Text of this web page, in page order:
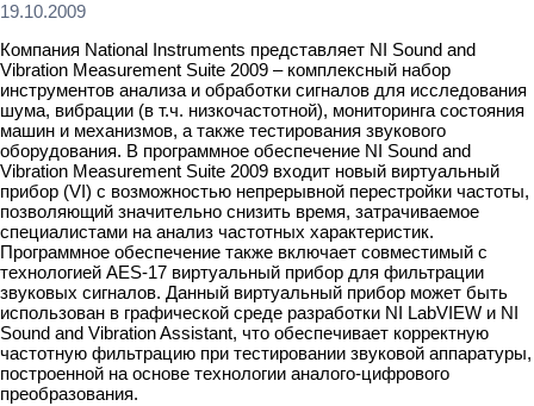
19.10.2009
Компания National Instruments представляет NI Sound and
Vibration Measurement Suite 2009 – комплексный набор
инструментов анализа и обработки сигналов для исследования
шума, вибрации (в т.ч. низкочастотной), мониторинга состояния
машин и механизмов, а также тестирования звукового
оборудования. В программное обеспечение NI Sound and
Vibration Measurement Suite 2009 входит новый виртуальный
прибор (VI) с возможностью непрерывной перестройки частоты,
позволяющий значительно снизить время, затрачиваемое
специалистами на анализ частотных характеристик.
Программное обеспечение также включает совместимый с
технологией AES-17 виртуальный прибор для фильтрации
звуковых сигналов. Данный виртуальный прибор может быть
использован в графической среде разработки NI LabVIEW и NI
Sound and Vibration Assistant, что обеспечивает корректную
частотную фильтрацию при тестировании звуковой аппаратуры,
построенной на основе технологии аналого-цифрового
преобразования.